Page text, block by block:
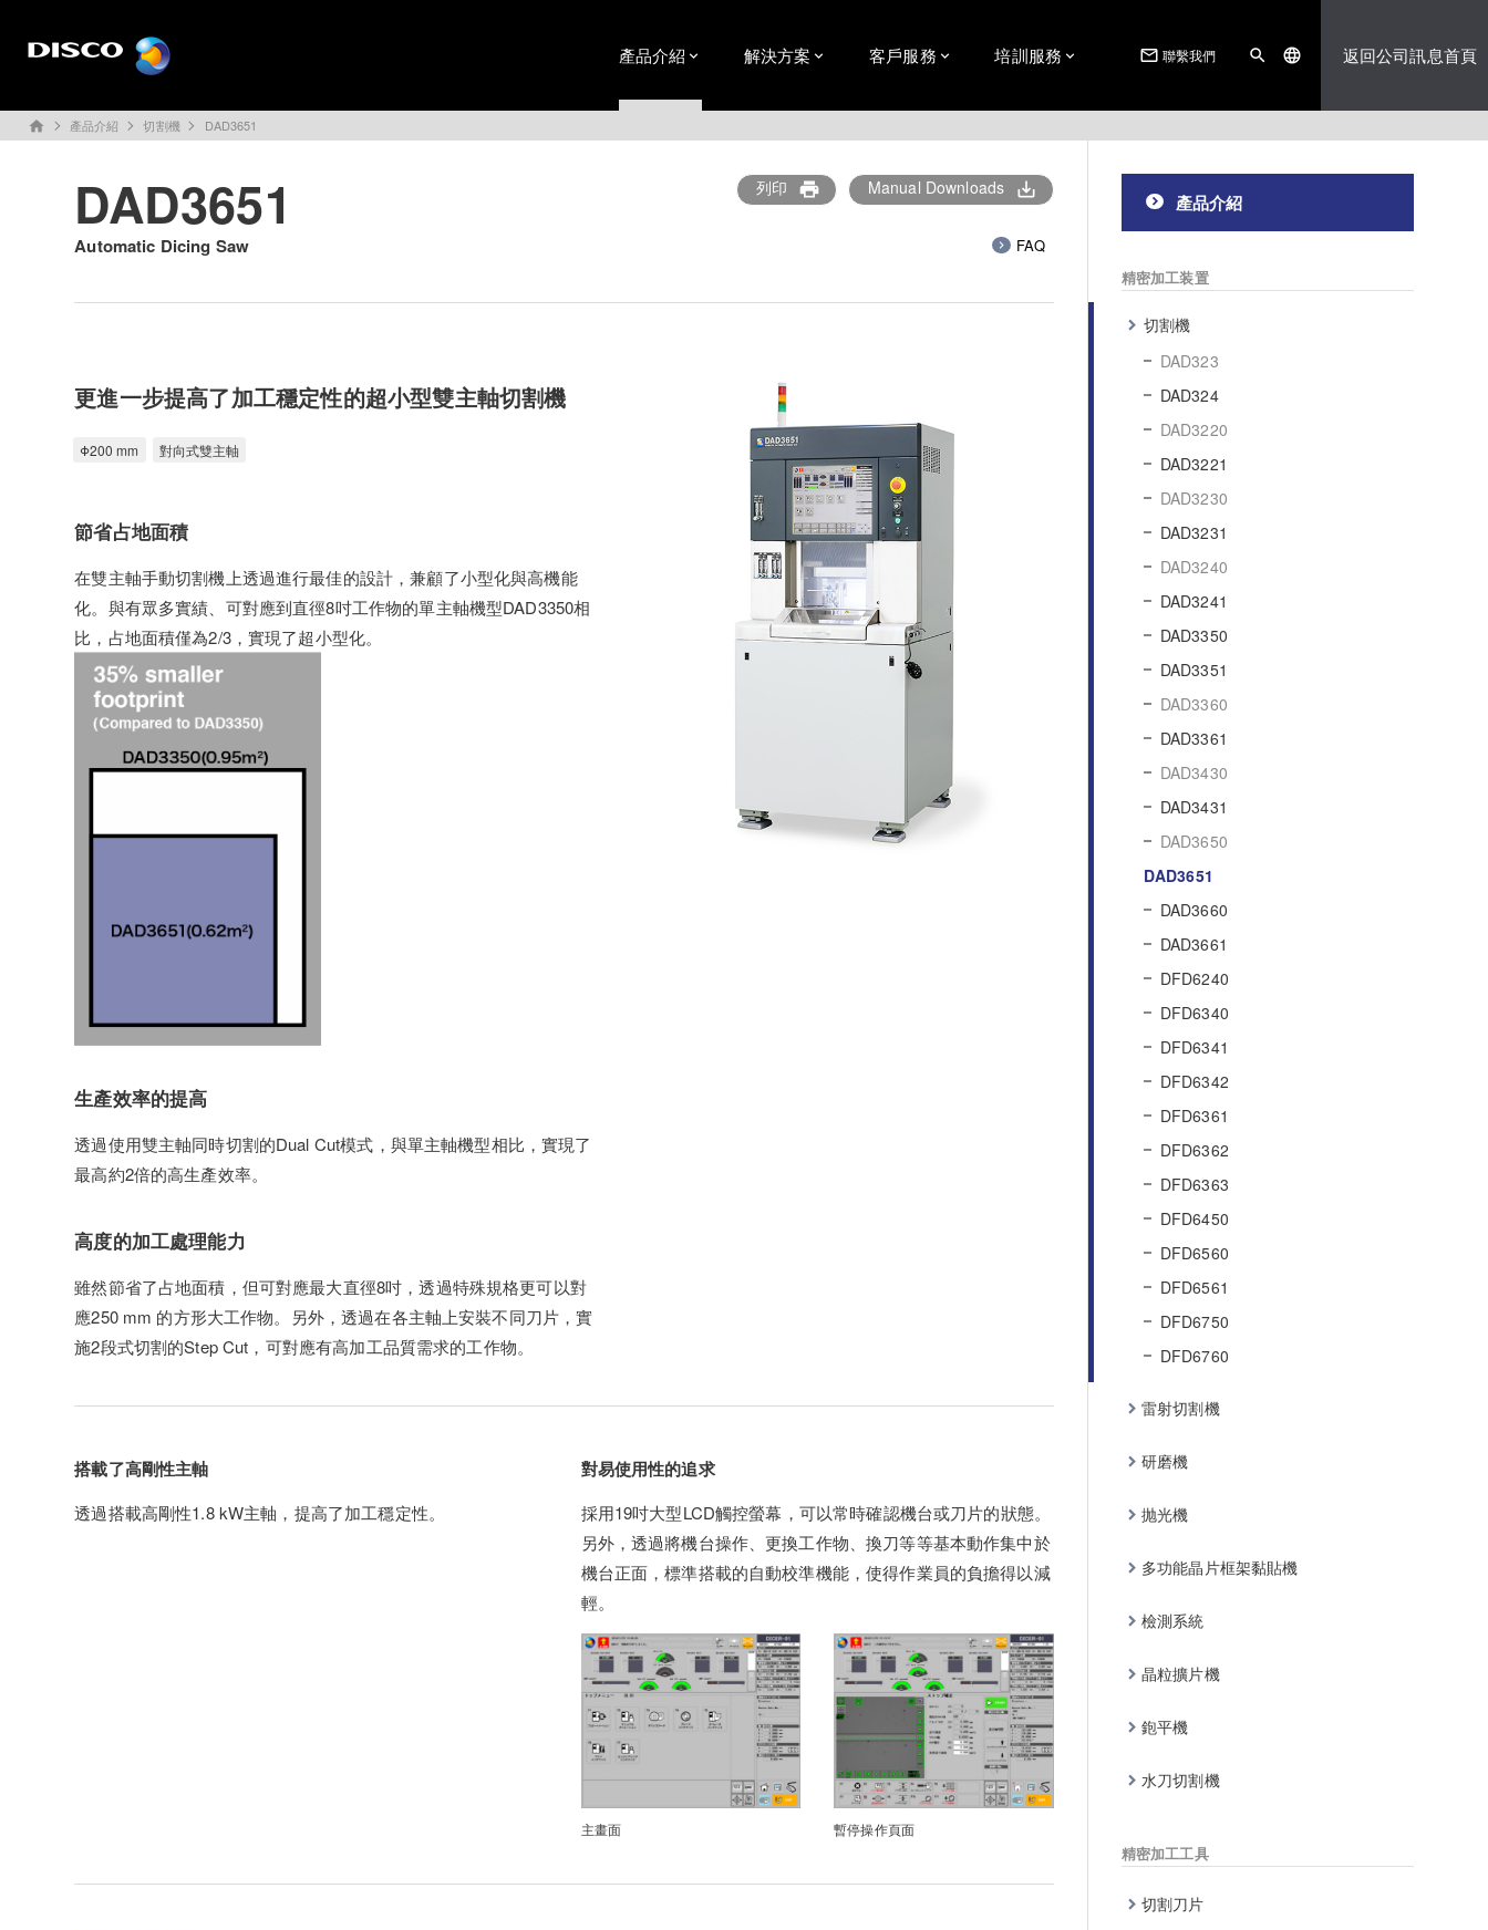
產品介紹 解決方案 客戶服務 培訓服務 mail_outline 聯繫我們 search language 返回公司訊息首頁
home 產品介紹 切割機 DAD3651
DAD3651
Automatic Dicing Saw
列印 print Manual Downloads save_alt
FAQ
更進一步提高了加工穩定性的超小型雙主軸切割機
Φ200 mm 對向式雙主軸
節省占地面積
在雙主軸手動切割機上透過進行最佳的設計，兼顧了小型化與高機能
化。與有眾多實績、可對應到直徑8吋工作物的單主軸機型DAD3350相
比，占地面積僅為2/3，實現了超小型化。
生產效率的提高
透過使用雙主軸同時切割的Dual Cut模式，與單主軸機型相比，實現了
最高約2倍的高生產效率。
高度的加工處理能力
雖然節省了占地面積，但可對應最大直徑8吋，透過特殊規格更可以對
應250 mm 的方形大工作物。另外，透過在各主軸上安裝不同刀片，實
施2段式切割的Step Cut，可對應有高加工品質需求的工作物。
搭載了高剛性主軸
透過搭載高剛性1.8 kW主軸，提高了加工穩定性。
對易使用性的追求
採用19吋大型LCD觸控螢幕，可以常時確認機台或刀片的狀態。
另外，透過將機台操作、更換工作物、換刀等等基本動作集中於
機台正面，標準搭載的自動校準機能，使得作業員的負擔得以減
輕。
主畫面 暫停操作頁面
產品介紹
精密加工装置
切割機
DAD323
DAD324
DAD3220
DAD3221
DAD3230
DAD3231
DAD3240
DAD3241
DAD3350
DAD3351
DAD3360
DAD3361
DAD3430
DAD3431
DAD3650
DAD3651
DAD3660
DAD3661
DFD6240
DFD6340
DFD6341
DFD6342
DFD6361
DFD6362
DFD6363
DFD6450
DFD6560
DFD6561
DFD6750
DFD6760
雷射切割機
研磨機
抛光機
多功能晶片框架黏貼機
檢測系統
晶粒擴片機
鉋平機
水刀切割機
精密加工工具
切割刀片